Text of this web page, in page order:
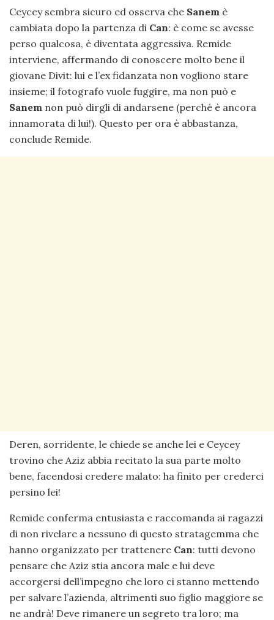
Ceycey sembra sicuro ed osserva che Sanem è
cambiata dopo la partenza di Can: è come se avesse
perso qualcosa, è diventata aggressiva. Remide
interviene, affermando di conoscere molto bene il
giovane Divit: lui e l’ex fidanzata non vogliono stare
insieme; il fotografo vuole fuggire, ma non può e
Sanem non può dirgli di andarsene (perché è ancora
innamorata di lui!). Questo per ora è abbastanza,
conclude Remide.
Deren, sorridente, le chiede se anche lei e Ceycey
trovino che Aziz abbia recitato la sua parte molto
bene, facendosi credere malato: ha finito per crederci
persino lei!
Remide conferma entusiasta e raccomanda ai ragazzi
di non rivelare a nessuno di questo stratagemma che
hanno organizzato per trattenere Can: tutti devono
pensare che Aziz stia ancora male e lui deve
accorgersi dell’impegno che loro ci stanno mettendo
per salvare l’azienda, altrimenti suo figlio maggiore se
ne andrà! Deve rimanere un segreto tra loro; ma